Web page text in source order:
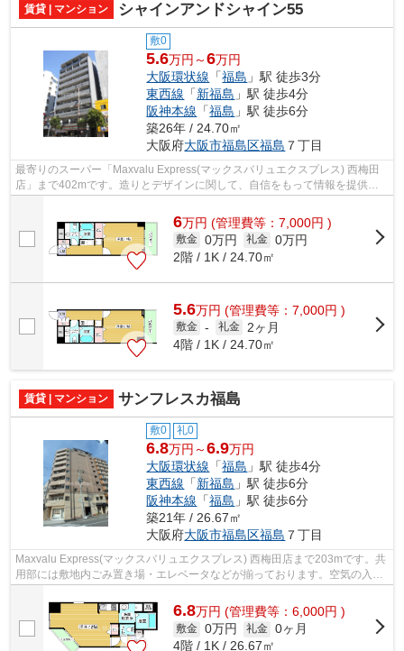
賃貸 | マンション シャインアンドシャイン55
敷0
5.6万円～6万円
大阪環状線 「福島 」駅 徒歩3分
東西線 「新福島 」駅 徒歩4分
阪神本線 「福島 」駅 徒歩6分
築26年 / 24.70㎡
大阪府大阪市福島区福島 ７丁目
最寄りのスーパー「Maxvalu Express(マックスバリュエクスプレス) 西梅田
店」まで402mです。造りとデザインに関して、自信をもって情報を提供で
6万円 (管理費等：7,000円 )
敷金 0万円 礼金 0万円
2階 / 1K / 24.70㎡
5.6万円 (管理費等：7,000円 )
敷金 - 礼金
2ヶ月
4階 / 1K / 24.70㎡
賃貸 | マンション サンフレスカ福島
敷0 礼0
6.8万円～6.9万円
大阪環状線 「福島 」駅 徒歩4分
東西線 「新福島 」駅 徒歩6分
阪神本線 「福島 」駅 徒歩6分
築21年 / 26.67㎡
大阪府大阪市福島区福島 ７丁目
Maxvalu Express(マックスバリュエクスプレス) 西梅田店まで203mです。共
用部には敷地内ごみ置き場・エレベータなどが揃っております。空気の入れ
替えも簡単におこなえる通風良好のマ...
6.8万円 (管理費等：6,000円 )
敷金 0万円 礼金 0ヶ月
4階 / 1K / 26.67㎡